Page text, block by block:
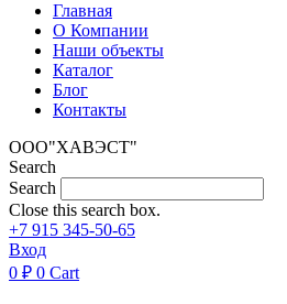
Главная
О Компании
Наши объекты
Каталог
Блог
Контакты
ООО"ХАВЭСТ"
Search
Search
Close this search box.
+7 915 345-50-65
Вход
0 ₽ 0 Cart